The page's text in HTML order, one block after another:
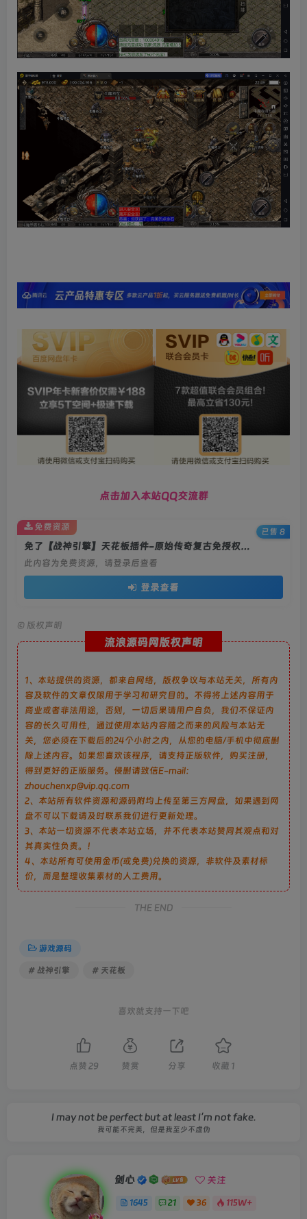
点击加入本站QQ交流群
免了【战神引擎】天花板插件-原始传奇复古免授权服务端(修复版)+装备升星+锻造+天赋+图鉴+双端+教程
此内容为免费资源，请登录后查看
登录查看
免费资源
已售 8
© 版权声明
流浪源码网版权声明
1、本站提供的资源，都来自网络，版权争议与本站无关，所有内
容及软件的文章仅限用于学习和研究目的。不得将上述内容用于
商业或者非法用途，否则，一切后果请用户自负，我们不保证内
容的长久可用性，通过使用本站内容随之而来的风险与本站无
关，您必须在下载后的24个小时之内，从您的电脑/手机中彻底删
除上述内容。如果您喜欢该程序，请支持正版软件，购买注册，
得到更好的正版服务。侵删请致信E-mail：
zhouchenxp@vip.qq.com
2、本站所有软件资源和源码附均上传至第三方网盘，如果遇到网
盘不可以下载请及时联系我们进行更新处理。
3、本站一切资源不代表本站立场，并不代表本站赞同其观点和对
其真实性负责。！
4、本站所有可使用金币(或免费)兑换的资源，非软件及素材标
价，而是整理收集素材的人工费用。
THE END
游戏源码
# 战神引擎 # 天花板
喜欢就支持一下吧
点赞 29 赞赏 分享 收藏 1
I may not be perfect but at least I’m not fake.
我可能不完美，但是我至少不虚伪
剑心 关注
1645 21 36 115W+